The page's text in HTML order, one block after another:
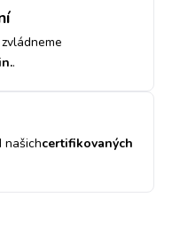
zvládneme
.
našichcertifikovaných